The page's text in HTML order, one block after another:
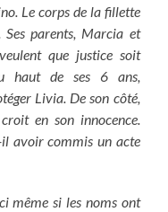
Le corps de la fillette
parents, Marcia et
que justice soit
haut de ses 6 ans,
Livia. De son côté,
en son innocence.
avoir commis un acte
même si les noms ont